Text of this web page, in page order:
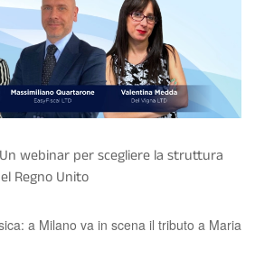
webinar per scegliere la struttura
Regno Unito
a Milano va in scena il tributo a Maria